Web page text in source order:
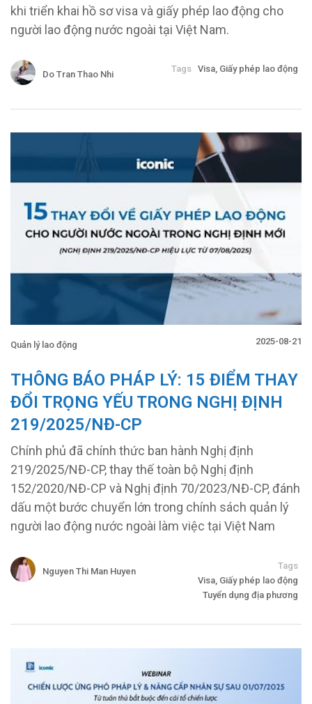
khi triển khai hồ sơ visa và giấy phép lao động cho
người lao động nước ngoài tại Việt Nam.
Do Tran Thao Nhi
Tags Visa, Giấy phép lao động
Quản lý lao động 2025-08-21
THÔNG BÁO PHÁP LÝ: 15 ĐIỂM THAY
ĐỔI TRỌNG YẾU TRONG NGHỊ ĐỊNH
219/2025/NĐ-CP
Chính phủ đã chính thức ban hành Nghị định
219/2025/NĐ-CP, thay thế toàn bộ Nghị định
152/2020/NĐ-CP và Nghị định 70/2023/NĐ-CP, đánh
dấu một bước chuyển lớn trong chính sách quản lý
người lao động nước ngoài làm việc tại Việt Nam
Nguyen Thi Man Huyen
Tags
Visa, Giấy phép lao động
Tuyển dụng địa phương